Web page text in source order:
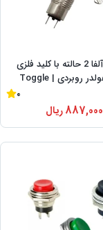
سوئیچ آلفا 2 حالته با کلید فلزی
دارای هولدر روبردی | Toggle
0
887,000ریال